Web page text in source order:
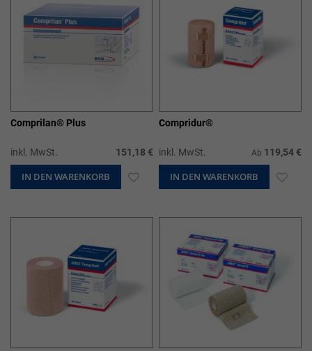
Comprilan® Plus
inkl. MwSt. 151,18 €
IN DEN WARENKORB ZUR
Compridur®
inkl. MwSt. Ab 119,54 €
IN DEN WARENKORB ZUR